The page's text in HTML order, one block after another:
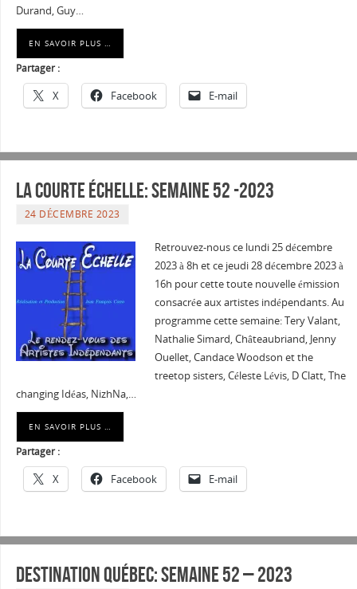
Durand, Guy…
EN SAVOIR PLUS …
Partager :
X Facebook E-mail
La courte échelle: semaine 52 -2023
24 DÉCEMBRE 2023
Retrouvez-nous ce lundi 25 décembre
2023 à 8h et ce jeudi 28 décembre 2023 à
16h pour cette toute nouvelle émission
consacrée aux artistes indépendants. Au
programme cette semaine: Tery Valant,
Nathalie Simard, Châteaubriand, Jenny
Ouellet, Candace Woodson et the
treetop sisters, Céleste Lévis, D Clatt, The
changing Idéas, NizhNa,…
EN SAVOIR PLUS …
Partager :
X Facebook E-mail
Destination Québec: Semaine 52 – 2023